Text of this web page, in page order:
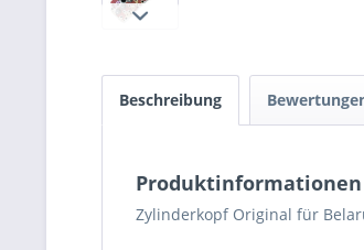
Beschreibung
Zylinderkopf Original für